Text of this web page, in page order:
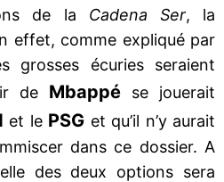
de la Cadena Ser, la
effet, comme expliqué par
grosses écuries seraient
de Mbappé se jouerait
et le PSG et qu’il n’y aurait
dans ce dossier. A
des deux options sera